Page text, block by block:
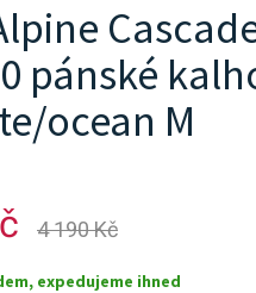
pánské
ocean M
4 190 Kč
expedujeme ihned